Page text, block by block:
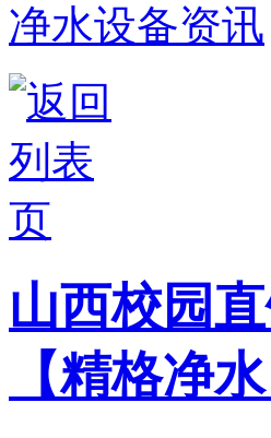
净水设备资讯
山西校园
【精格净水